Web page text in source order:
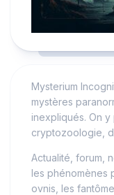
Mysterium
mystères
inexpliqués. On
cryptozoologie,
Actualité, forum,
les phénomènes
ovnis, les